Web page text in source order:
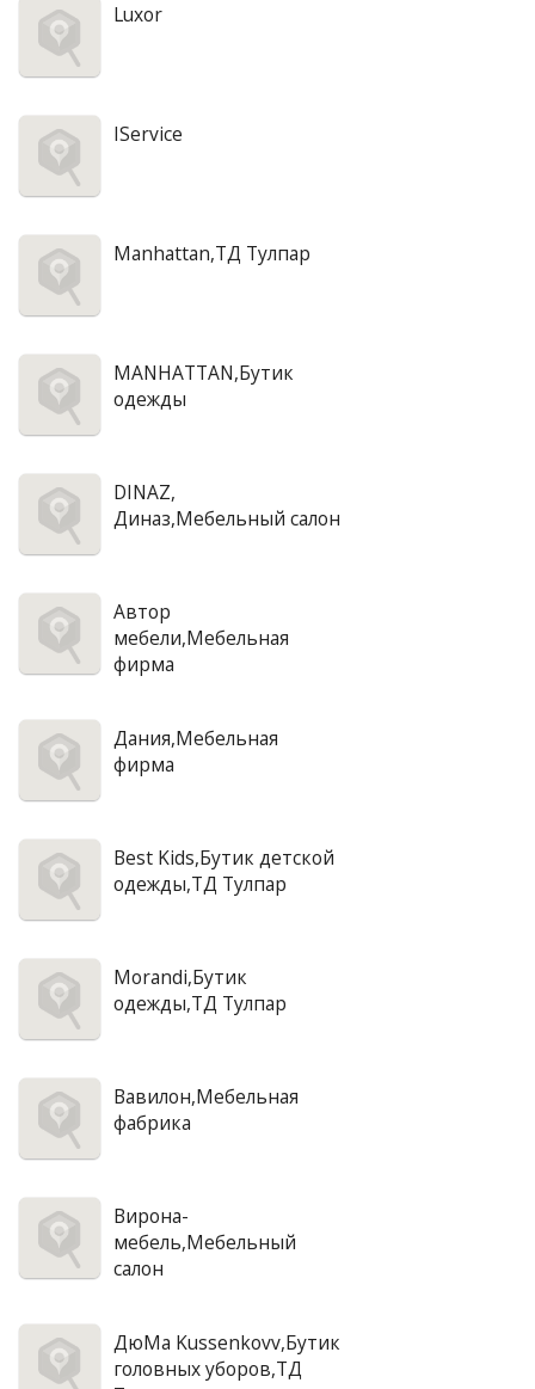
Luxor
IService
Manhattan,ТД Тулпар
MANHATTAN,Бутик
одежды
DINAZ,
Диназ,Мебельный салон
Автор
мебели,Мебельная
фирма
Дания,Мебельная
фирма
Best Kids,Бутик детской
одежды,ТД Тулпар
Morandi,Бутик
одежды,ТД Тулпар
Вавилон,Мебельная
фабрика
Вирона-
мебель,Мебельный
салон
ДюМа Kussenkovv,Бутик
головных уборов,ТД